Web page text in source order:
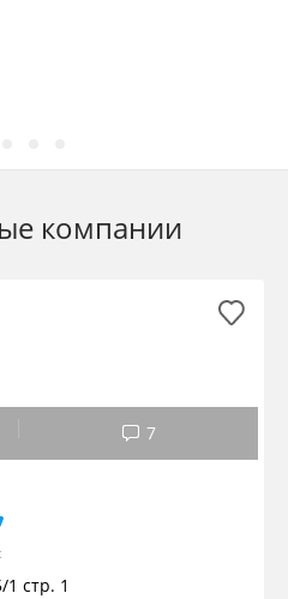
компании
7
стр. 1